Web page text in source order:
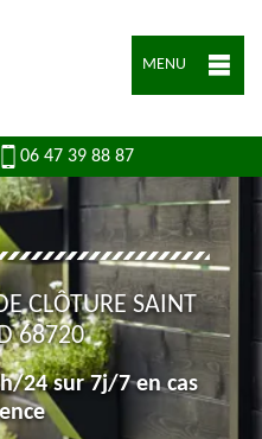
MENU
06 47 39 88 87
CLÔTURE SAINT
68720
24 sur 7j/7 en cas